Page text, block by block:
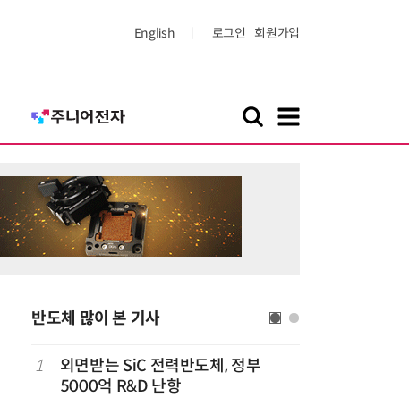
English 로그인 회원가입
반도체 많이 본 기사
1
외면받는 SiC 전력반도체, 정부
5000억 R&D 난항